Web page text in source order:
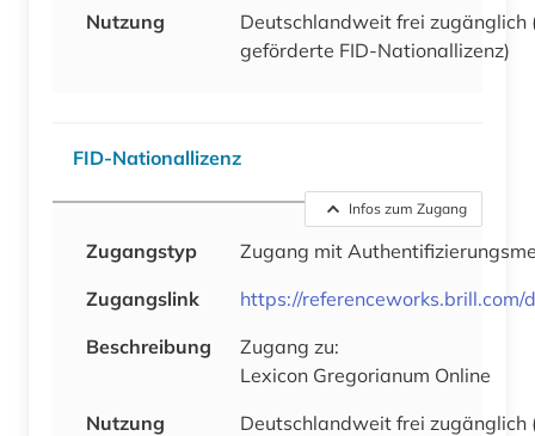
Nutzung
Deutschlandweit frei zugänglich
geförderte FID-Nationallizenz)
FID-Nationallizenz
Infos zum Zugang
Zugangstyp
Zugang mit
Zugangslink
https://referenceworks.brill.com/
Beschreibung
Zugang zu:
Lexicon Gregorianum Online
Nutzung
Deutschlandweit frei zugänglich